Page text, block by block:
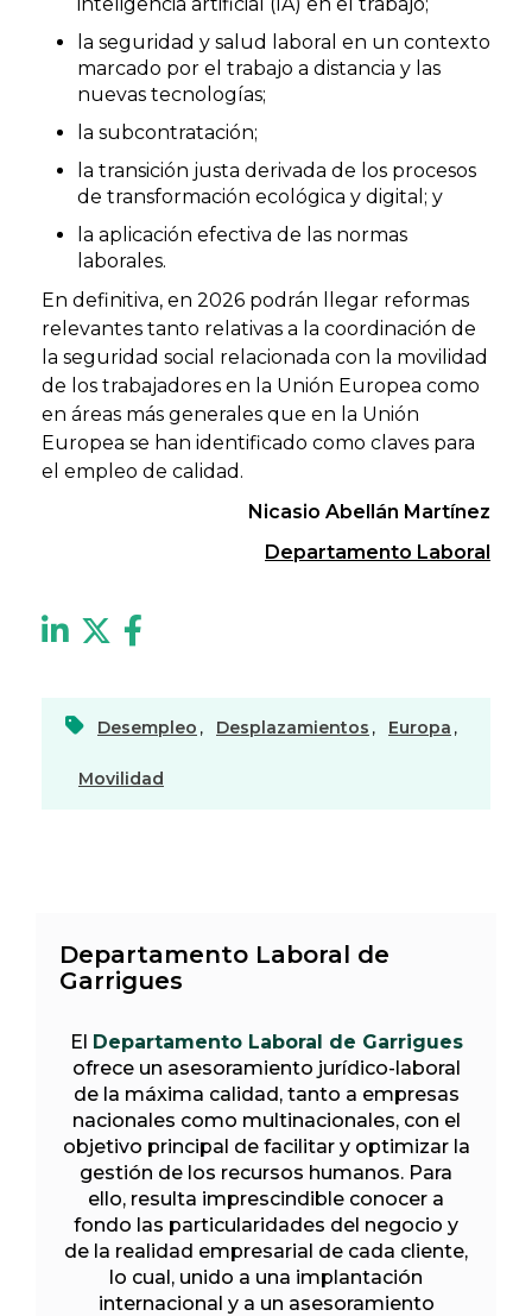
la seguridad y salud laboral en un contexto
marcado por el trabajo a distancia y las
nuevas tecnologías;
la subcontratación;
la transición justa derivada de los procesos
de transformación ecológica y digital; y
la aplicación efectiva de las normas
laborales.
En definitiva, en 2026 podrán llegar reformas
relevantes tanto relativas a la coordinación de
la seguridad social relacionada con la movilidad
de los trabajadores en la Unión Europea como
en áreas más generales que en la Unión
Europea se han identificado como claves para
el empleo de calidad.
Nicasio Abellán Martínez
Departamento Laboral
Desempleo , Desplazamientos , Europa ,
Movilidad
Departamento Laboral de
Garrigues
El Departamento Laboral de Garrigues
ofrece un asesoramiento jurídico-laboral
de la máxima calidad, tanto a empresas
nacionales como multinacionales, con el
objetivo principal de facilitar y optimizar la
gestión de los recursos humanos. Para
ello, resulta imprescindible conocer a
fondo las particularidades del negocio y
de la realidad empresarial de cada cliente,
lo cual, unido a una implantación
internacional y a un asesoramiento